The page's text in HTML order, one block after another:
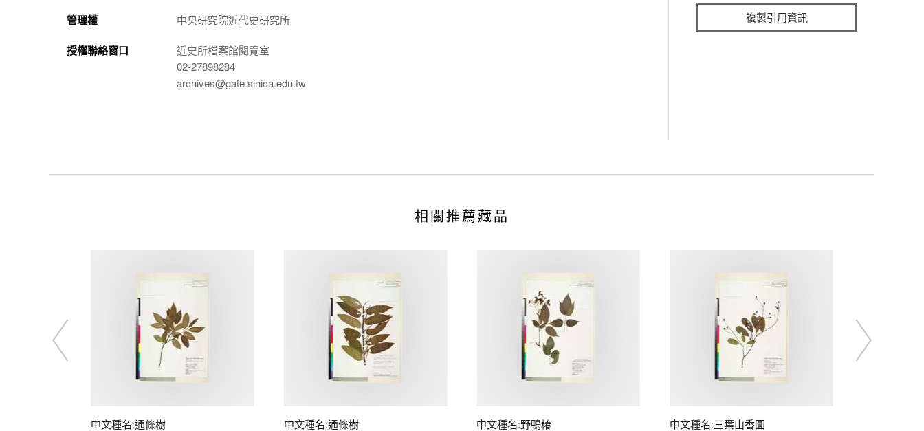
管理權 中央研究院近代史研究所
授權聯絡窗口
近史所檔案館閱覽室
02-27898284
archives@gate.sinica.edu.tw
複製引用資訊
相關推薦藏品
中文種名:通條樹 中文種名:通條樹 中文種名:野鴨椿 中文種名:三葉山香圓